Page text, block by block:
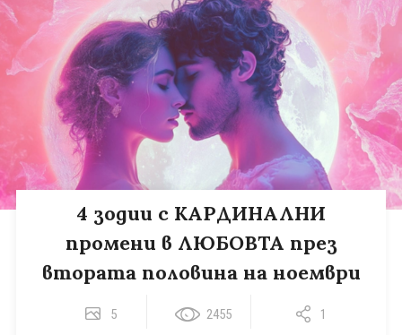
4 зодии с КАРДИНАЛНИ
промени в ЛЮБОВТА през
втората половина на ноември
5 2455 1